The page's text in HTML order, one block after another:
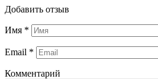
Добавить отзыв
Имя *
Email *
Комментарий